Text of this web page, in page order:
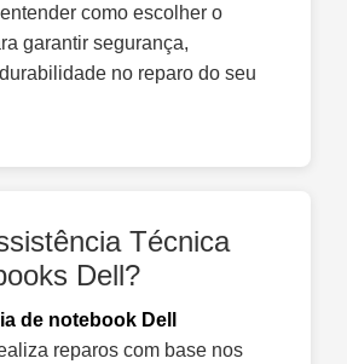
como escolher o
garantir segurança,
no reparo do seu
Técnica
Dell?
de notebook Dell
reparos com base nos